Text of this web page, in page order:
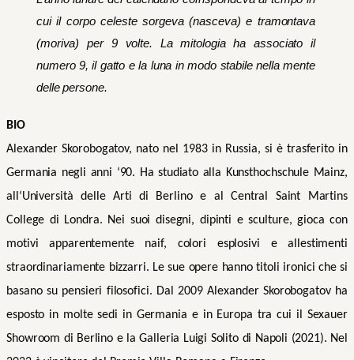
cui il corpo celeste sorgeva (nasceva) e tramontava
(moriva) per 9 volte. La mitologia ha associato il
numero 9, il gatto e la luna in modo stabile nella mente
delle persone.
BIO
Alexander Skorobogatov, nato nel 1983 in Russia, si è trasferito in
Germania negli anni ‘90. Ha studiato alla Kunsthochschule Mainz,
all‘Università delle Arti di Berlino e al Central Saint Martins
College di Londra. Nei suoi disegni, dipinti e sculture, gioca con
motivi apparentemente naif, colori esplosivi e allestimenti
straordinariamente bizzarri. Le sue opere hanno titoli ironici che si
basano su pensieri filosofici. Dal 2009 Alexander Skorobogatov ha
esposto in molte sedi in Germania e in Europa tra cui il Sexauer
Showroom di Berlino e la Galleria Luigi Solito di Napoli (2021). Nel